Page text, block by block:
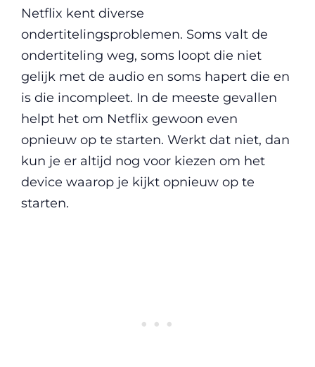
Netflix kent diverse
ondertitelingsproblemen. Soms valt de
ondertiteling weg, soms loopt die niet
gelijk met de audio en soms hapert die en
is die incompleet. In de meeste gevallen
helpt het om Netflix gewoon even
opnieuw op te starten. Werkt dat niet, dan
kun je er altijd nog voor kiezen om het
device waarop je kijkt opnieuw op te
starten.